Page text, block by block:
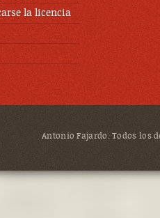
la licencia
Antonio Fajardo. Todos los